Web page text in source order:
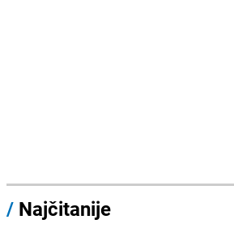
/ Najčitanije